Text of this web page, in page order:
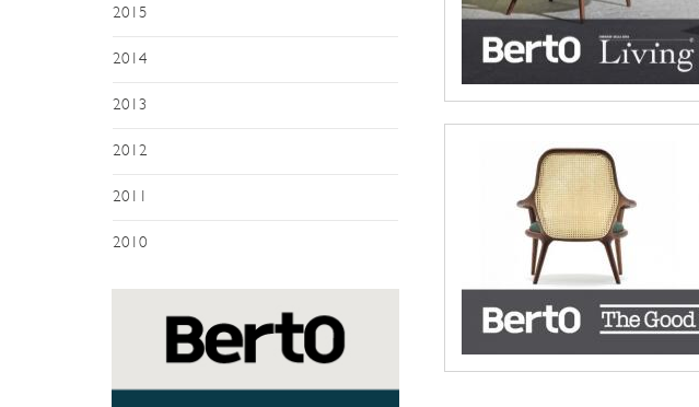
2015
2014
2013
2012
2011
2010